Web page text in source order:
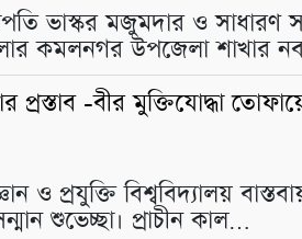
ভাস্কর মজুমদার ও সাধারণ
কমলনগর উপজেলা শাখার
প্রস্তাব -বীর মুক্তিযোদ্ধা
ও প্রযুক্তি বিশ্ববিদ্যালয়
শুভেচ্ছা। প্রাচীন কাল…